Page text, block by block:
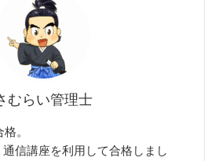
むらい管理士
。
信講座を利用して合格しまし